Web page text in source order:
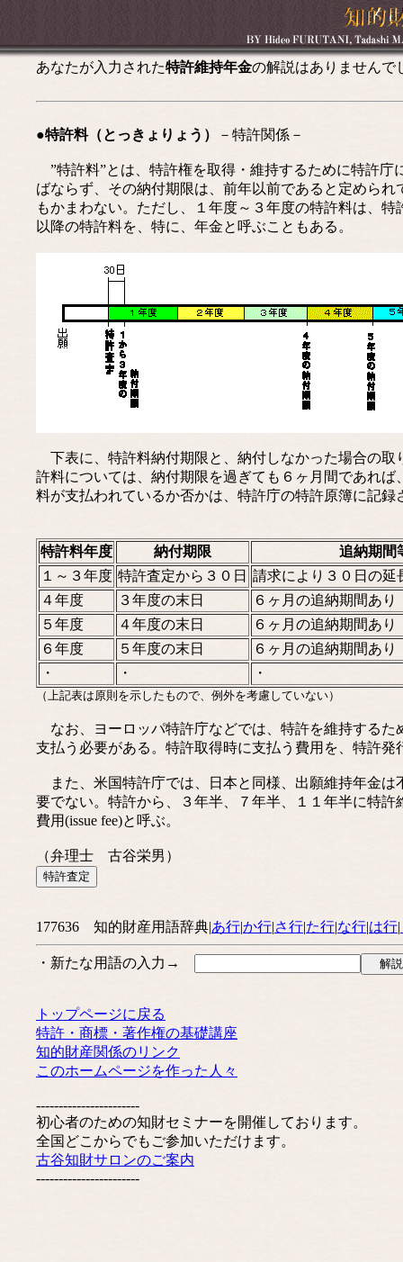
あなたが入力された特許維持年金の解説はありませんで
●特許料（とっきょりょう） －特許関係－
”特許料”とは、特許権を取得・維持するために特許庁
ばならず、その納付期限は、前年以前であると定めら
もかまわない。ただし、１年度～３年度の特許料は、
以降の特許料を、特に、年金と呼ぶこともある。
下表に、特許料納付期限と、納付しなかった場合の取
許料については、納付期限を過ぎても６ヶ月間であれ
料が支払われているか否かは、特許庁の特許原簿に記録
特許料年度 納付期限
追納期間
１～３年度 特許査定から３０日 請求により３０日の延
４年度
３年度の末日
６ヶ月の追納期間あり
５年度
４年度の末日
６ヶ月の追納期間あり
６年度
５年度の末日
６ヶ月の追納期間あり
・
・ ・
（上記表は原則を示したもので、例外を考慮していない）
なお、ヨーロッパ特許庁などでは、特許を維持するた
支払う必要がある。特許取得時に支払う費用を、特許発
また、米国特許庁では、日本と同様、出願維持年金は
要でない。特許から、３年半、７年半、１１年半に特
費用(issue fee)と呼ぶ。
（弁理士 古谷栄男）
177636 知的財産用語辞典|あ行|か行|さ行|た行|な行|は行|
・新たな用語の入力→
トップページに戻る
特許・商標・著作権の基礎講座
知的財産関係のリンク
このホームページを作った人々
-----------------------
初心者のための知財セミナーを開催しております。
全国どこからでもご参加いただけます。
古谷知財サロンのご案内
-----------------------